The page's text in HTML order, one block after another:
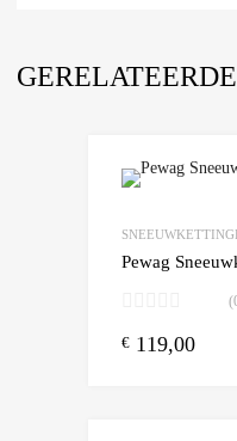
Pewag
€ 119,00